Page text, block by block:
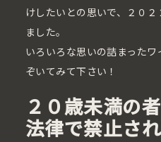
けしたいとの思いで、２０
ました。
いろいろな思いの詰まった
ぞいてみて下さい！
２０歳未満の
法律で禁止され